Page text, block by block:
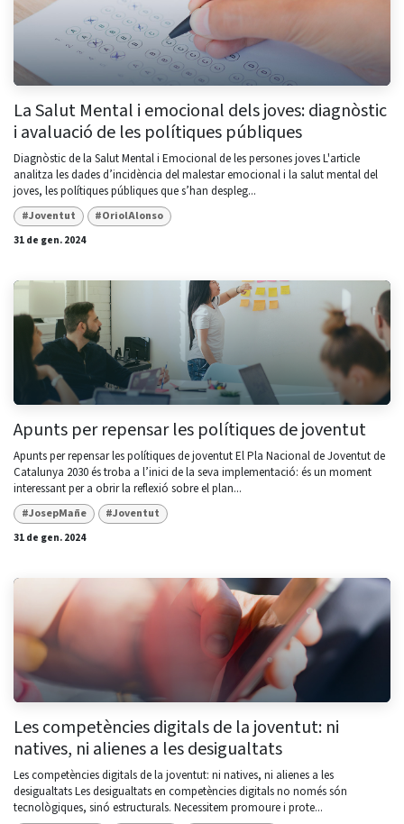
La Salut Mental i emocional dels joves: diagnòstic
i avaluació de les polítiques públiques
Diagnòstic de la Salut Mental i Emocional de les persones joves L'article
analitza les dades d’incidència del malestar emocional i la salut mental del
joves, les polítiques públiques que s’han despleg...
#Joventut
#OriolAlonso
31 de gen. 2024
Apunts per repensar les polítiques de joventut
Apunts per repensar les polítiques de joventut El Pla Nacional de Joventut de
Catalunya 2030 és troba a l’inici de la seva implementació: és un moment
interessant per a obrir la reflexió sobre el plan...
#JosepMañe
#Joventut
31 de gen. 2024
Les competències digitals de la joventut: ni
natives, ni alienes a les desigualtats
Les competències digitals de la joventut: ni natives, ni alienes a les
desigualtats Les desigualtats en competències digitals no només són
tecnològiques, sinó estructurals. Necessitem promoure i prote...